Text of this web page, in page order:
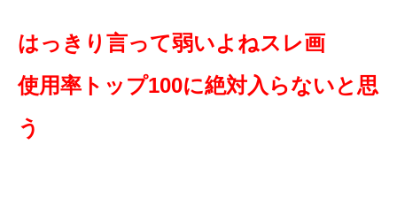
はっきり言って弱いよねスレ画
使用率トップ100に絶対入らないと思
う